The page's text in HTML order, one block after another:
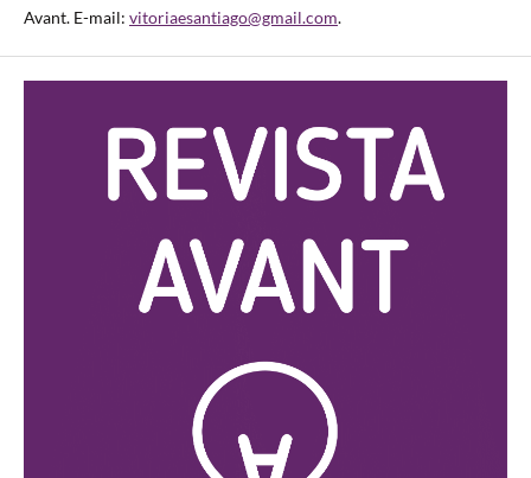
Avant. E-mail: vitoriaesantiago@gmail.com.